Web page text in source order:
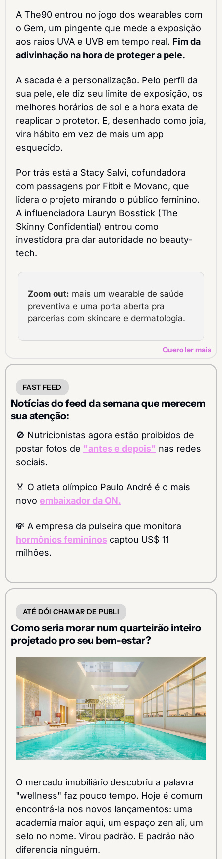
A The90 entrou no jogo dos wearables com
o Gem, um pingente que mede a exposição
aos raios UVA e UVB em tempo real. Fim da
adivinhação na hora de proteger a pele.
A sacada é a personalização. Pelo perfil da
sua pele, ele diz seu limite de exposição, os
melhores horários de sol e a hora exata de
reaplicar o protetor. E, desenhado como joia,
vira hábito em vez de mais um app
esquecido.
Por trás está a Stacy Salvi, cofundadora
com passagens por Fitbit e Movano, que
lidera o projeto mirando o público feminino.
A influenciadora Lauryn Bosstick (The
Skinny Confidential) entrou como
investidora pra dar autoridade no beauty-
tech.
Zoom out: mais um wearable de saúde
preventiva e uma porta aberta pra
parcerias com skincare e dermatologia.
Quero ler mais
FAST FEED
Notícias do feed da semana que merecem
sua atenção:
🚫 Nutricionistas agora estão proibidos de
postar fotos de "antes e depois" nas redes
sociais.
🏅 O atleta olímpico Paulo André é o mais
novo embaixador da ON.
💸
hormônios femininos captou US$ 11
milhões.
ATÉ DÓI CHAMAR DE PUBLI
Como seria morar num quarteirão inteiro
projetado pro seu bem-estar?
O mercado imobiliário descobriu a palavra
"wellness" faz pouco tempo. Hoje é comum
encontrá-la nos novos lançamentos: uma
academia maior aqui, um espaço zen ali, um
selo no nome. Virou padrão. E padrão não
diferencia ninguém.